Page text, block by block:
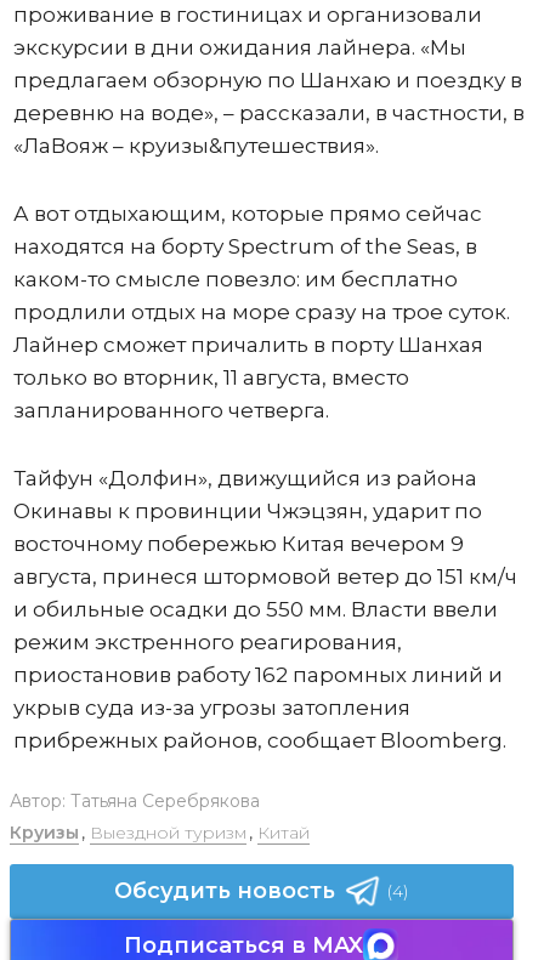
проживание в гостиницах и организовали
экскурсии в дни ожидания лайнера. «Мы
предлагаем обзорную по Шанхаю и поездку в
деревню на воде», – рассказали, в частности, в
«ЛаВояж – круизы&путешествия».
А вот отдыхающим, которые прямо сейчас
находятся на борту Spectrum of the Seas, в
каком-то смысле повезло: им бесплатно
продлили отдых на море сразу на трое суток.
Лайнер сможет причалить в порту Шанхая
только во вторник, 11 августа, вместо
запланированного четверга.
Тайфун «Долфин», движущийся из района
Окинавы к провинции Чжэцзян, ударит по
восточному побережью Китая вечером 9
августа, принеся штормовой ветер до 151 км/ч
и обильные осадки до 550 мм. Власти ввели
режим экстренного реагирования,
приостановив работу 162 паромных линий и
укрыв суда из-за угрозы затопления
прибрежных районов, сообщает Bloomberg.
Автор: Татьяна Серебрякова
Круизы , Выездной туризм , Китай
Обсудить новость (4)
Подписаться в MAX